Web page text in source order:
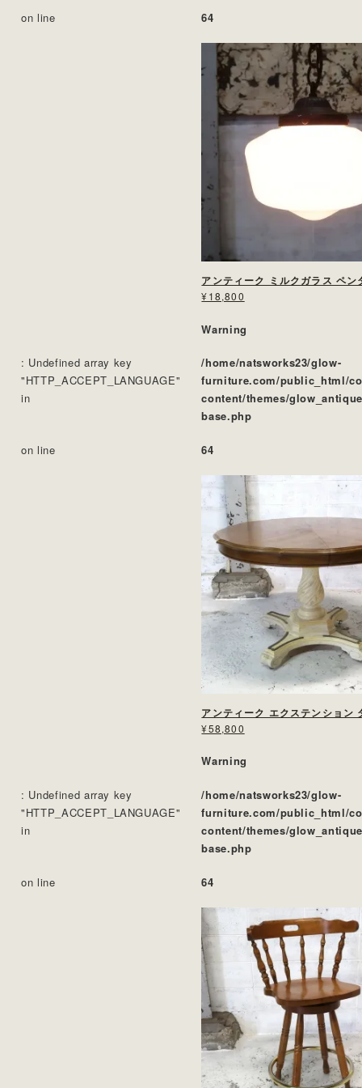
on line 64
¥18,800
Warning
: Undefined array key
"HTTP_ACCEPT_LANGUAGE"
in
/home/natsworks23/glow-
furniture.com/public_html/
content/themes/
base.php
on line 64
¥58,800
Warning
: Undefined array key
"HTTP_ACCEPT_LANGUAGE"
in
/home/natsworks23/glow-
furniture.com/public_html/
content/themes/
base.php
on line 64